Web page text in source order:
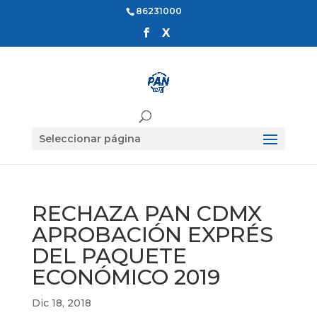
86231000
Seleccionar página
RECHAZA PAN CDMX
APROBACIÓN EXPRÉS
DEL PAQUETE
ECONÓMICO 2019
Dic 18, 2018